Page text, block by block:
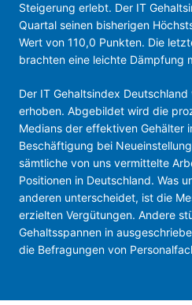
Steigerung erlebt. Der IT
Quartal seinen bisherigen
Wert von 110,0 Punkten. Die
brachten eine leichte Dämpfung
Der IT Gehaltsindex
erhoben. Abgebildet wird die
Medians der effektiven Gehälter
Beschäftigung bei
sämtliche von uns vermittelte
Positionen in Deutschland. Was
anderen unterscheidet, ist die
erzielten Vergütungen. Andere
Gehaltsspannen in
die Befragungen von